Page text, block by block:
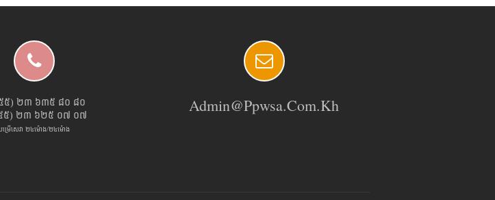
៥) ២៣ ៦៣៥ ៨០ ៨០
៥) ២៣ ៦២៥ ០៧ ០៧
ម្រើសេវា ២៤ម៉ោង/២៤ម៉ោង
Admin@ppwsa.com.kh